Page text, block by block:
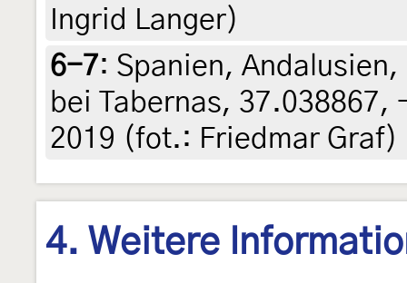
Ingrid Langer)
6-7: Spanien,
bei Tabernas,
2019 (fot.: Friedmar Graf)
4. Weitere